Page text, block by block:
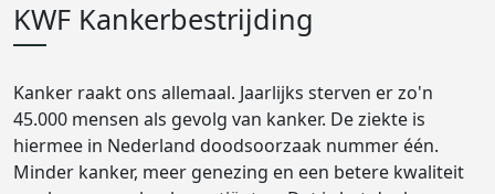
KWF Kankerbestrijding
Kanker raakt ons allemaal. Jaarlijks sterven er zo'n
45.000 mensen als gevolg van kanker. De ziekte is
hiermee in Nederland doodsoorzaak nummer één.
Minder kanker, meer genezing en een betere kwaliteit